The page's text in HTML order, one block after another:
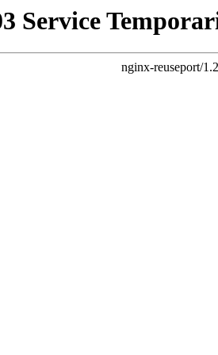
Service
nginx-reuseport/